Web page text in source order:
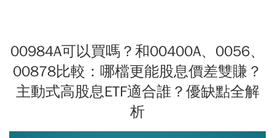
00984A可以買嗎？和00400A、0056、
00878比較：哪檔更能股息價差雙賺？
主動式高股息ETF適合誰？優缺點全解
析